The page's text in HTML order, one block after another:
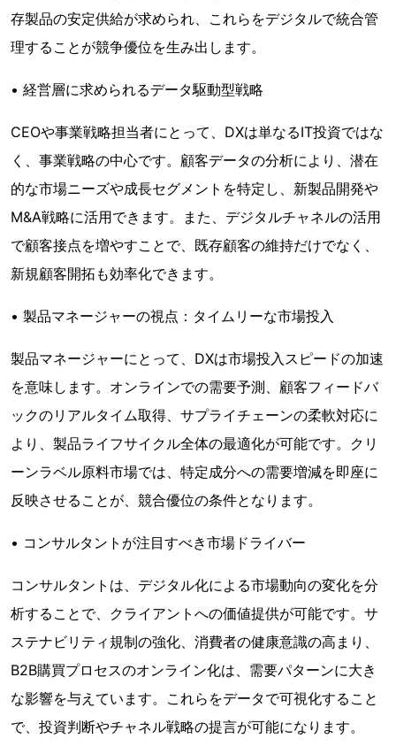
存製品の安定供給が求められ、これらをデジタルで統合管
理することが競争優位を生み出します。
• 経営層に求められるデータ駆動型戦略
CEOや事業戦略担当者にとって、DXは単なるIT投資ではな
く、事業戦略の中心です。顧客データの分析により、潜在
的な市場ニーズや成長セグメントを特定し、新製品開発や
M&A戦略に活用できます。また、デジタルチャネルの活用
で顧客接点を増やすことで、既存顧客の維持だけでなく、
新規顧客開拓も効率化できます。
• 製品マネージャーの視点：タイムリーな市場投入
製品マネージャーにとって、DXは市場投入スピードの加速
を意味します。オンラインでの需要予測、顧客フィードバ
ックのリアルタイム取得、サプライチェーンの柔軟対応に
より、製品ライフサイクル全体の最適化が可能です。クリ
ーンラベル原料市場では、特定成分への需要増減を即座に
反映させることが、競合優位の条件となります。
• コンサルタントが注目すべき市場ドライバー
コンサルタントは、デジタル化による市場動向の変化を分
析することで、クライアントへの価値提供が可能です。サ
ステナビリティ規制の強化、消費者の健康意識の高まり、
B2B購買プロセスのオンライン化は、需要パターンに大き
な影響を与えています。これらをデータで可視化すること
で、投資判断やチャネル戦略の提言が可能になります。